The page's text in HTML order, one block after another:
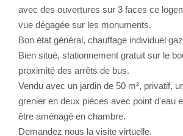
avec des ouvertures sur 3 faces ce
vue dégagée sur les monuments.
Bon état général, chauffage individuel
Bien situé, stationnement gratuit sur le
proximité des arrêts de bus.
Vendu avec un jardin de 50 m², privatif,
grenier en deux pièces avec point d'eau
être aménagé en chambre.
Demandez nous la visite virtuelle.